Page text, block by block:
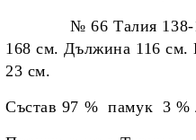
№ 66 Талия 138-
168 см. Дължина 116 см.
23 см.
Състав 97 % памук 3 %